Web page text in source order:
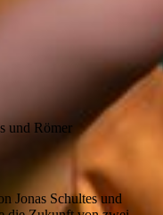
und Römer
Jonas Schultes und